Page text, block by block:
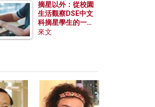
摘星以外：從校園
生活觀察DSE中文
科摘星學生的一點
特質
來文